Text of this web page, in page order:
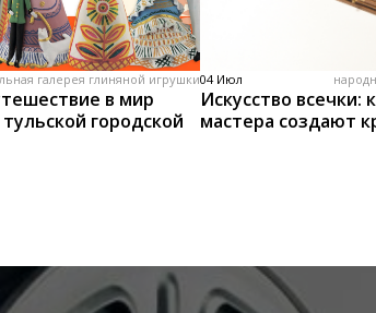
галерея глиняной игрушки
в мир
городской
04 Июл
Искусство всечки:
мастера создают